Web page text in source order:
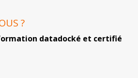
?
datadocké et certifié